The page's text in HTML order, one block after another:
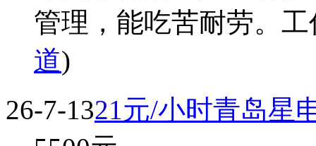
管理，能吃苦耐劳。
道)
26-7-1321元/小时青岛星